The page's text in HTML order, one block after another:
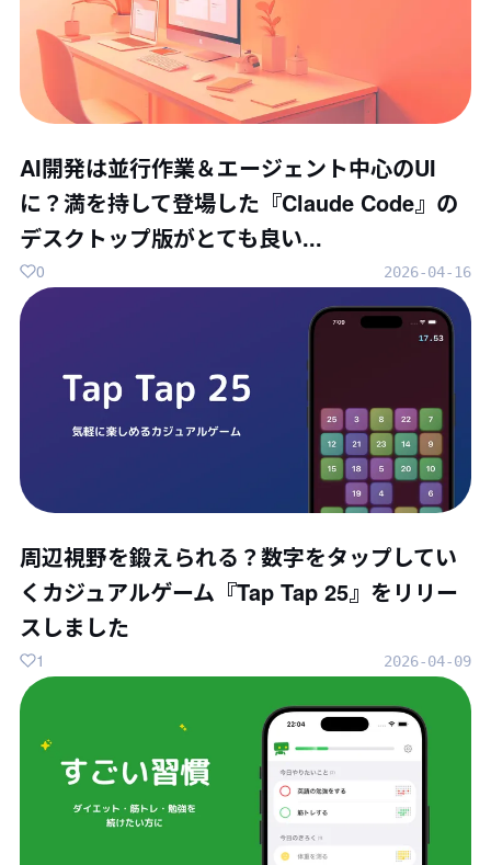
AI開発は並行作業＆エージェント中心のUI
に？満を持して登場した『Claude Code』の
デスクトップ版がとても良い...
2026-04-16
0
周辺視野を鍛えられる？数字をタップしてい
くカジュアルゲーム『Tap Tap 25』をリリー
スしました
2026-04-09
1